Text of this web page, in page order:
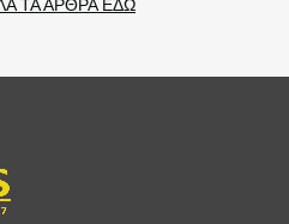
ΤΑ ΑΡΘΡΑ ΕΔΩ